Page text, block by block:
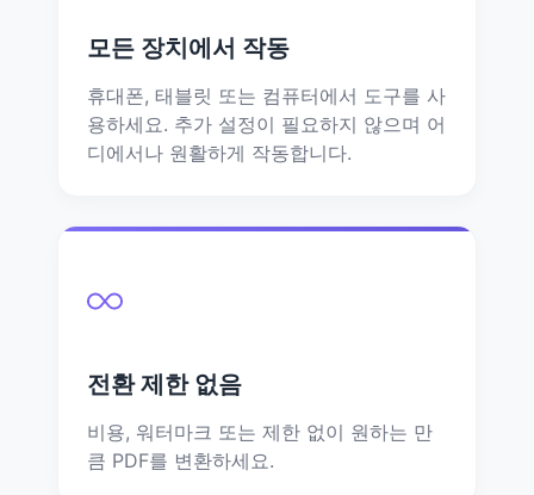
모든 장치에서 작동
휴대폰, 태블릿 또는 컴퓨터에서 도구를 사
용하세요. 추가 설정이 필요하지 않으며 어
디에서나 원활하게 작동합니다.
전환 제한 없음
비용, 워터마크 또는 제한 없이 원하는 만
큼 PDF를 변환하세요.